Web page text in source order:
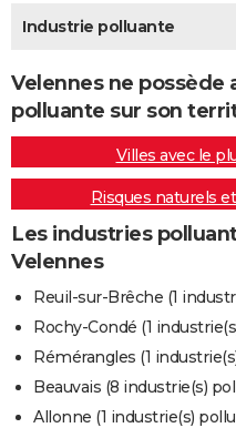
Destinations
City break
Voyage nature
Voyage de noces
Forum
Climat
+PHOTO
GUIDES D'ACHAT
BONS PLANS
CARTE DE VOEUX
Carte de Noël
Carte Bonne année
Carte Saint-Valentin
Carte Pâques
Carte d'anniversaire
DICTIONNAIRE
Dictionnaire
Biographies
Citations
Expressions
Proverbes
PROGRAMME TV
COPAINS D'AVANT
S'inscrire
Se connecter
Lycées
Collèges
Primaires
Universités
Entreprises
Service militaire
Avis de recherche
AVIS DE DÉCÈS
FORUM
Bricolage
Lifestyle
Culture
Sport
Auto
Television
Voyage
Cinema
Industrie polluante
Velennes ne possède
polluante sur son
Villes avec le
Risques naturels
Les industries
Velennes
Reuil-sur-Brêche (1
Rochy-Condé (1
Rémérangles (1
Beauvais (8 industrie(s)
Allonne (1 industrie(s)